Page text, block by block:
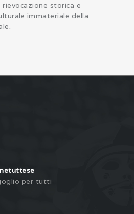
rievocazione storica e
immateriale della
per tutti